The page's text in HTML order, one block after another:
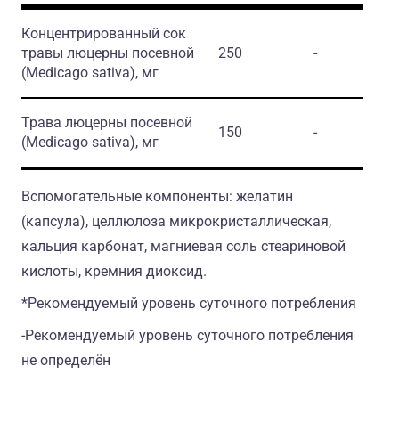
Концентрированный сок
травы люцерны посевной
(Medicago sativa), мг
250 -
Трава люцерны посевной
(Medicago sativa), мг
150 -
Вспомогательные компоненты: желатин
(капсула), целлюлоза микрокристаллическая,
кальция карбонат, магниевая соль стеариновой
кислоты, кремния диоксид.
*Рекомендуемый уровень суточного потребления
-Рекомендуемый уровень суточного потребления
не определён